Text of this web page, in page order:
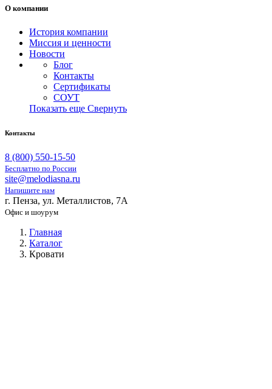
О компании
История компании
Миссия и ценности
Новости
Блог
Контакты
Сертификаты
СОУТ
Показать еще Свернуть
Контакты
8 (800) 550-15-50
Бесплатно по России
site@melodiasna.ru
Напишите нам
г. Пенза, ул. Металлистов, 7А
Офис и шоурум
Главная
Каталог
Кровати